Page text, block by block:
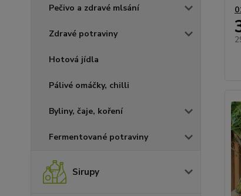
Pečivo a zdravé mlsání
Zdravé potraviny
Hotová jídla
Pálivé omáčky, chilli
Byliny, čaje, koření
Fermentované potraviny
Sirupy